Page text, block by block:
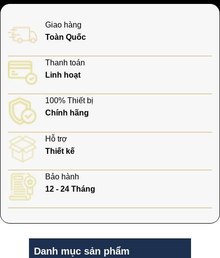
Giao hàng
Toàn Quốc
Thanh toán
Linh hoạt
100% Thiết bị
Chính hãng
Hỗ trợ
Thiết kế
Bảo hành
12 - 24 Tháng
Danh mục sản phẩm